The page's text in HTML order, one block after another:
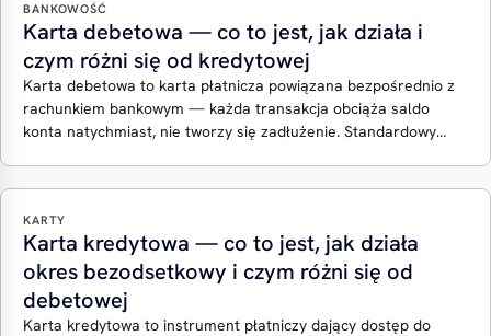
BANKOWOŚĆ
Karta debetowa — co to jest, jak działa i
czym różni się od kredytowej
Karta debetowa to karta płatnicza powiązana bezpośrednio z
rachunkiem bankowym — każda transakcja obciąża saldo
konta natychmiast, nie tworzy się zadłużenie. Standardowy…
KARTY
Karta kredytowa — co to jest, jak działa
okres bezodsetkowy i czym różni się od
debetowej
Karta kredytowa to instrument płatniczy dający dostęp do